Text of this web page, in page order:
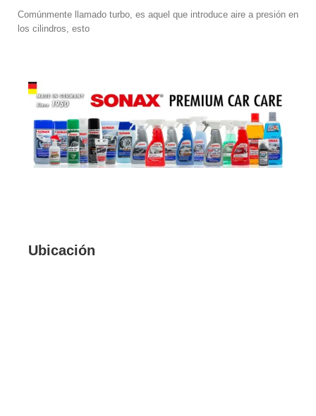
Comúnmente llamado turbo, es aquel que introduce aire a presión en
los cilindros, esto
Ubicación